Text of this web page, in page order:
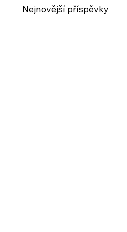
Nejnovější příspěvky